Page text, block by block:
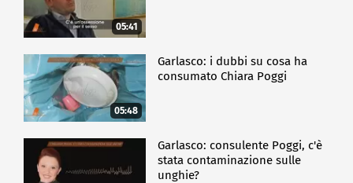
05:41
05:48
Garlasco: i dubbi su cosa ha
consumato Chiara Poggi
Garlasco: consulente Poggi, c'è
stata contaminazione sulle
unghie?